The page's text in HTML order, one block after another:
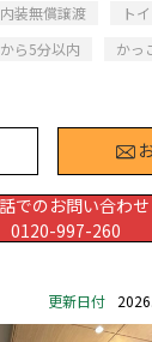
内装無償譲渡
ト
ら5分以内
かっ
でのお問い合わせ
0120-997-260
更新日付